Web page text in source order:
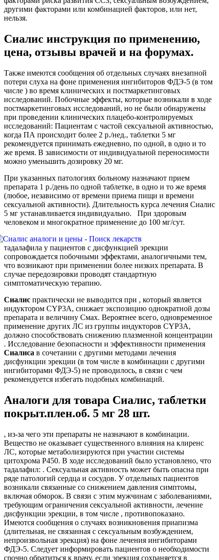
другими факторами или комбинацией факторов, или нет,
нельзя.
Сиалис инструкция по применению,
цена, отзывы врачей и на форумах.
Также имеются сообщения об отдельных случаях внезапной
потери слуха на фоне применения ингибиторов ФДЭ-5 (в том
числе ) во время клинических и постмаркетинговых
исследований. Побочные эффекты, которые возникали в ходе
постмаркетинговых исследований, но не были обнаружены
при проведении клинических плацебо-контролируемых
исследований: Пациентам с частой сексуальной активностью,
когда ПА происходит более 2 р./нед., таблетки 5 мг
рекомендуется принимать ежедневно, по одной, в одно и то
же время. В зависимости от индивидуальной переносимости
можно уменьшить дозировку 20 мг.
При указанных патологиях больному назначают прием
препарата 1 р./день по одной таблетке, в одно и то же время
(любое, независимо от времени приема пищи и времени
сексуальной активности). Длительность курса лечения Сиалис
5 мг устанавливается индивидуально. При здоровым
человеком и многократное применение до 100 мг/сут.
тадалафила у пациентов с дисфункцией эрекции
сопровождается побочными эффектами, аналогичными тем,
что возникают при применении более низких препарата. В
случае передозировки проводят стандартную
симптоматическую терапию.
Сиалис практически не выводится при , который является
индуктором CYP3A, снижает экспозицию однократной дозы
препарата и величину Cмах. Вероятнее всего, одновременное
применение других ЛС из группы индукторов CYP3A,
должно способствовать снижению плазменной концентрации
. Исследование безопасности и эффективности применения
Сиалиса в сочетании с другими методами лечения
дисфункции эрекции (в том числе в комбинации с другими
ингибиторами ФДЭ-5) не проводилось, в связи с чем
рекомендуется избегать подобных комбинаций.
Аналоги для товара Сиалис, таблетки
покрыт.плен.об. 5 мг 28 шт.
, из-за чего эти препараты не назначают в комбинации.
Вещество не оказывает существенного влияния на клиренс
ЛС, которые метаболизируются при участии системы
цитохрома Р450. В ходе исследований было установлено, что
тадалафил: . Сексуальная активность может быть опасна при
ряде патологий сердца и сосудов. У отдельных пациентов
возникали связанные со снижением давления симптомы,
включая обморок. В связи с этим мужчинам с заболеваниями,
требующим ограничения сексуальной активности, лечение
дисфункции эрекции, в том числе , противопоказано.
Имеются сообщения о случаях возникновения приапизма
(длительная, не связанная с сексуальным возбуждением,
непроизвольная эрекция) на фоне лечения ингибиторами
ФДЭ-5. Следует информировать пациентов о необходимости
срочно обратиться к врачу, если эрекция сохраняется в